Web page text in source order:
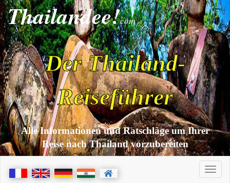
Thailandee!com
Der Thailand-
Reiseführer
Alle Informationen und Ratschläge um Ihrer
Reise nach Thailand vorzubereiten